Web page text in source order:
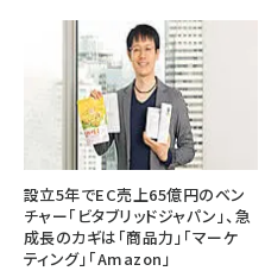
設立5年でEC売上65億円のベン
チャー「ビタブリッドジャパン」、急
成長のカギは「商品力」「マーケ
ティング」「Amazon」